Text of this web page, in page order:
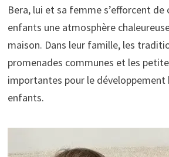
Bera, lui et sa femme s’efforcent de
enfants une atmosphère
maison. Dans leur famille, les
promenades communes et les
importantes pour le développement
enfants.